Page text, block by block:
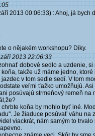
2013 00:06:33) : Ahoj, já bych
o nějakém workshopu? Díky.
2013 22:06:33
dobové sedlo a uzdenie,
takže už máme jedno,
v tom sedle sedí. V tom
veľmi ťažko umožňujú.
posúvajú strmeňový remeň
koňa by mohlo byť iné.
Je žiaduce posúvať váhu na
viackrát, nám samým to